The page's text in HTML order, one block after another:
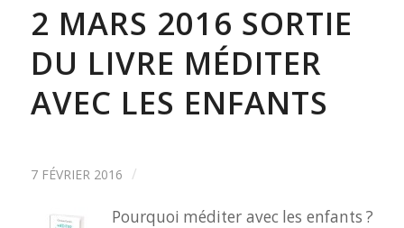
2 MARS 2016 SORTIE
DU LIVRE MÉDITER
AVEC LES ENFANTS
7 FÉVRIER 2016 /
Pourquoi méditer avec les enfants ?